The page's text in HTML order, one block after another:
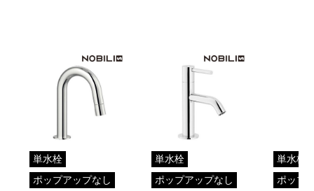
単水栓
ポップアップなし
単水栓
ポップアップなし
単水栓
ポップ